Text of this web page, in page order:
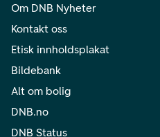
Om DNB Nyheter
Kontakt oss
Etisk innholdsplakat
Bildebank
Alt om bolig
DNB.no
DNB Status